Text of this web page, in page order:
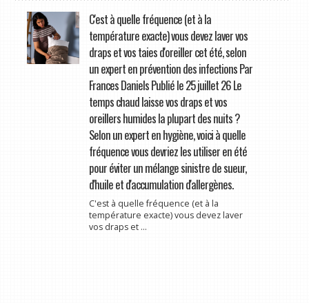
C'est à quelle fréquence (et à la
température exacte) vous devez laver vos
draps et vos taies d'oreiller cet été, selon
un expert en prévention des infections Par
Frances Daniels Publié le 25 juillet 26 Le
temps chaud laisse vos draps et vos
oreillers humides la plupart des nuits ?
Selon un expert en hygiène, voici à quelle
fréquence vous devriez les utiliser en été
pour éviter un mélange sinistre de sueur,
d'huile et d'accumulation d'allergènes.
C'est à quelle fréquence (et à la
température exacte) vous devez laver
vos draps et ...